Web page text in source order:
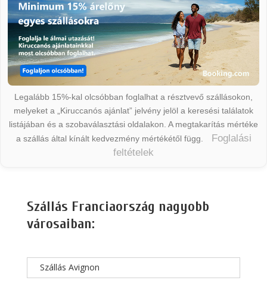
Legalább 15%-kal olcsóbban foglalhat a résztvevő szállásokon,
melyeket a „Kiruccanós ajánlat” jelvény jelöl a keresési találatok
listájában és a szobaválasztási oldalakon. A megtakarítás mértéke
a szállás által kínált kedvezmény mértékétől függ.
Foglalási
feltételek
Szállás Franciaország nagyobb
városaiban:
Szállás Avignon